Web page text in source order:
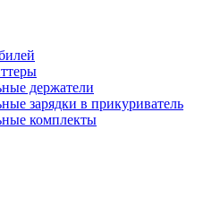
держатели
зарядки в прикуриватель
комплекты